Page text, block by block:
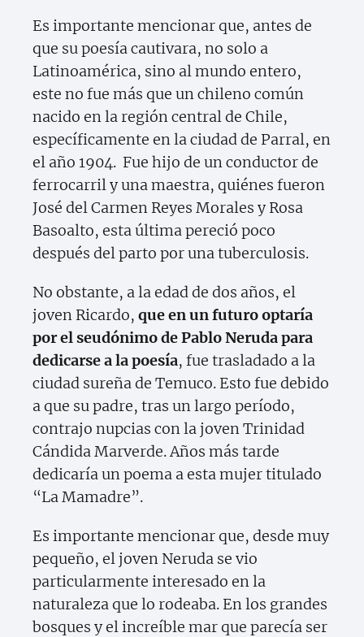
Es importante mencionar que, antes de
que su poesía cautivara, no solo a
Latinoamérica, sino al mundo entero,
este no fue más que un chileno común
nacido en la región central de Chile,
específicamente en la ciudad de Parral, en
el año 1904. Fue hijo de un conductor de
ferrocarril y una maestra, quiénes fueron
José del Carmen Reyes Morales y Rosa
Basoalto, esta última pereció poco
después del parto por una tuberculosis.
No obstante, a la edad de dos años, el
joven Ricardo, que en un futuro optaría
por el seudónimo de Pablo Neruda para
dedicarse a la poesía, fue trasladado a la
ciudad sureña de Temuco. Esto fue debido
a que su padre, tras un largo período,
contrajo nupcias con la joven Trinidad
Cándida Marverde. Años más tarde
dedicaría un poema a esta mujer titulado
“La Mamadre”.
Es importante mencionar que, desde muy
pequeño, el joven Neruda se vio
particularmente interesado en la
naturaleza que lo rodeaba. En los grandes
bosques y el increíble mar que parecía ser